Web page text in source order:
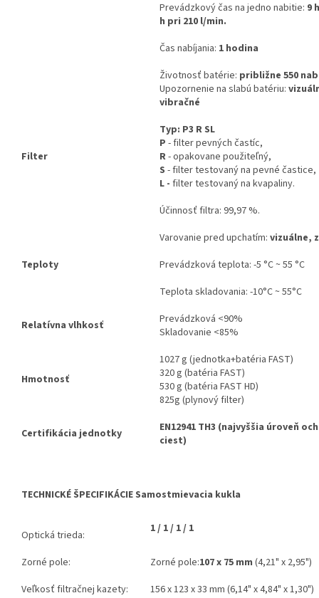
Prevádzkový čas na jedno nabitie: 9
h pri 210 l/min.
Čas nabíjania: 1 hodina
Životnosť batérie: približne 550
Upozornenie na slabú batériu:
vibračné
Filter
Typ: P3 R SL
P - filter pevných častíc,
R- opakovane použiteľný,
S - filter testovaný na pevné častice,
L - filter testovaný na kvapaliny.
Účinnosť filtra: 99,97 %.
Varovanie pred upchatím: vizuálne,
Teploty
Prevádzková teplota: -5 °C ~ 55 °C
Teplota skladovania: -10°C ~ 55°C
Relatívna vlhkosť
Prevádzková <90%
Skladovanie <85%
Hmotnosť
1027 g (jednotka+batéria FAST)
320 g (batéria FAST)
530 g (batéria FAST HD)
825g (plynový filter)
Certifikácia jednotky
EN12941 TH3 (najvyššia úroveň
ciest)
TECHNICKÉ ŠPECIFIKÁCIE Samostmievacia kukla
Optická trieda: 1 / 1 / 1 / 1
Zorné pole: Zorné pole:107 x 75 mm (4,21" x 2,95")
Veľkosť filtračnej kazety:
156 x 123 x 33 mm (6,14" x 4,84" x 1,30")